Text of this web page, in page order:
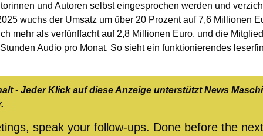
und Autoren selbst eingesprochen werden und
wuchs der Umsatz um über 20 Prozent auf 7,6 Millionen
mehr als verfünffacht auf 2,8 Millionen Euro, und die
Audio pro Monat. So sieht ein funktionierendes
- Jeder Klick auf diese Anzeige unterstützt News
speak your follow-ups. Done before the